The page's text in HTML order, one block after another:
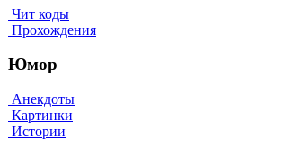
Чит коды
Прохождения
Юмор
Анекдоты
Картинки
Истории